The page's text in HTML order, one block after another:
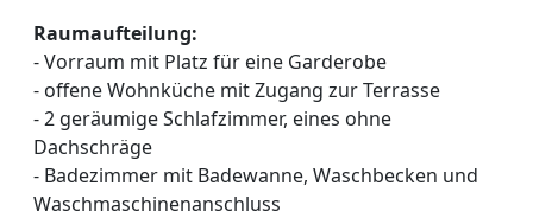
Raumaufteilung:
- Vorraum mit Platz für eine Garderobe
- offene Wohnküche mit Zugang zur Terrasse
- 2 geräumige Schlafzimmer, eines ohne
Dachschräge
- Badezimmer mit Badewanne, Waschbecken und
Waschmaschinenanschluss